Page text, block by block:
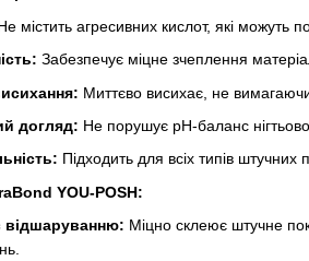
містить агресивних кислот, які можуть
Забезпечує міцне зчеплення
Миттєво висихає, не
догляд: Не порушує pH-баланс
Підходить для всіх типів штучних
YOU-POSH:
відшаруванню: Міцно склеює штучне